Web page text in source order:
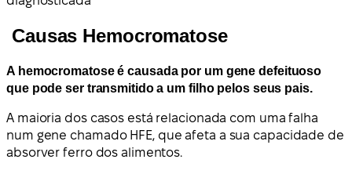
Causas Hemocromatose
A hemocromatose é causada por um gene defeituoso
que pode ser transmitido a um filho pelos seus pais.
A maioria dos casos está relacionada com uma falha
num gene chamado HFE, que afeta a sua capacidade de
absorver ferro dos alimentos.